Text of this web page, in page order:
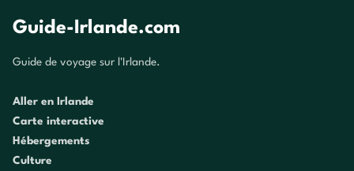
Guide-Irlande.com
Guide de voyage sur l'Irlande.
Aller en Irlande
Carte interactive
Hébergements
Culture